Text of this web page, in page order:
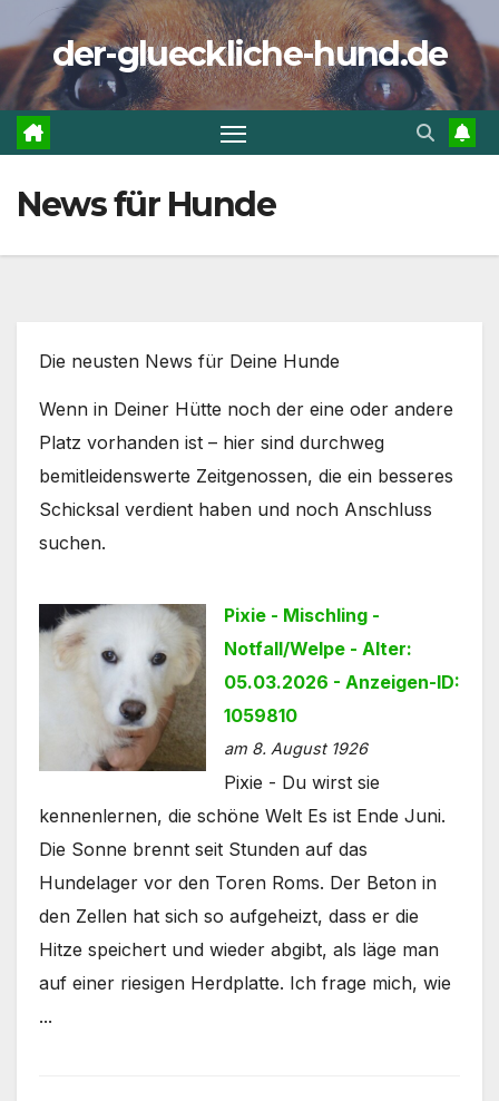
Inhalt
springen
der-glueckliche-hund.de
News für Hunde
Die neusten News für Deine Hunde
Wenn in Deiner Hütte noch der eine oder andere
Platz vorhanden ist – hier sind durchweg
bemitleidenswerte Zeitgenossen, die ein besseres
Schicksal verdient haben und noch Anschluss
suchen.
Pixie - Mischling -
Notfall/Welpe - Alter:
05.03.2026 - Anzeigen-ID:
1059810
am 8. August 1926
Pixie - Du wirst sie
kennenlernen, die schöne Welt Es ist Ende Juni.
Die Sonne brennt seit Stunden auf das
Hundelager vor den Toren Roms. Der Beton in
den Zellen hat sich so aufgeheizt, dass er die
Hitze speichert und wieder abgibt, als läge man
auf einer riesigen Herdplatte. Ich frage mich, wie
...